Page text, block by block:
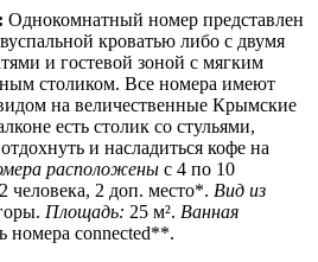
Однокомнатный номер представлен
кроватью либо с двумя
и гостевой зоной с мягким
столиком. Все номера имеют
на величественные Крымские
есть столик со стульями,
и насладиться кофе на
расположены с 4 по 10
2 человека, 2 доп. место*. Вид из
Площадь: 25 м². ​ Ванная
номера connected**.